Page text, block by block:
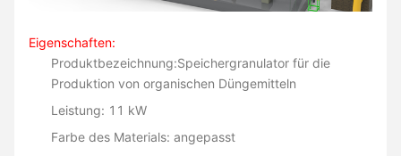
Eigenschaften:
Produktbezeichnung:Speichergranulator für die
Produktion von organischen Düngemitteln
Leistung: 11 kW
Farbe des Materials: angepasst